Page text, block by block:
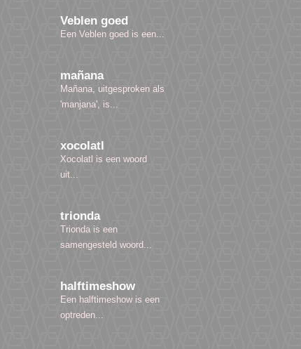
Veblen goed
Een Veblen goed is een...
mañana
Mañana, uitgesproken als
'manjana', is...
xocolatl
Xocolatl is een woord
uit...
trionda
Trionda is een
samengesteld woord...
halftimeshow
Een halftimeshow is een
optreden...